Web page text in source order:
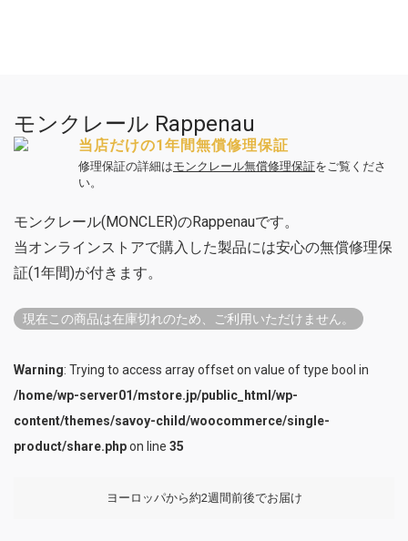
モンクレール Rappenau
当店だけの1年間無償修理保証
修理保証の詳細はモンクレール無償修理保証をご覧くださ
い。
モンクレール(MONCLER)のRappenauです。
当オンラインストアで購入した製品には安心の無償修理保
証(1年間)が付きます。
現在この商品は在庫切れのため、ご利用いただけません。
Warning: Trying to access array offset on value of type bool in
/home/wp-server01/mstore.jp/public_html/wp-
content/themes/savoy-child/woocommerce/single-
product/share.phpon line 35
ヨーロッパから約2週間前後でお届け